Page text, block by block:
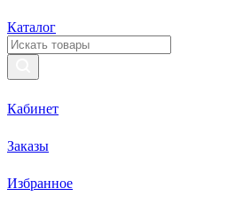
Каталог
Кабинет
Заказы
Избранное